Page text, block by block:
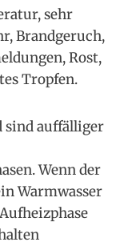
sehr
Brandgeruch,
Rost,
Tropfen.
sind auffälliger
Wenn der
Warmwasser